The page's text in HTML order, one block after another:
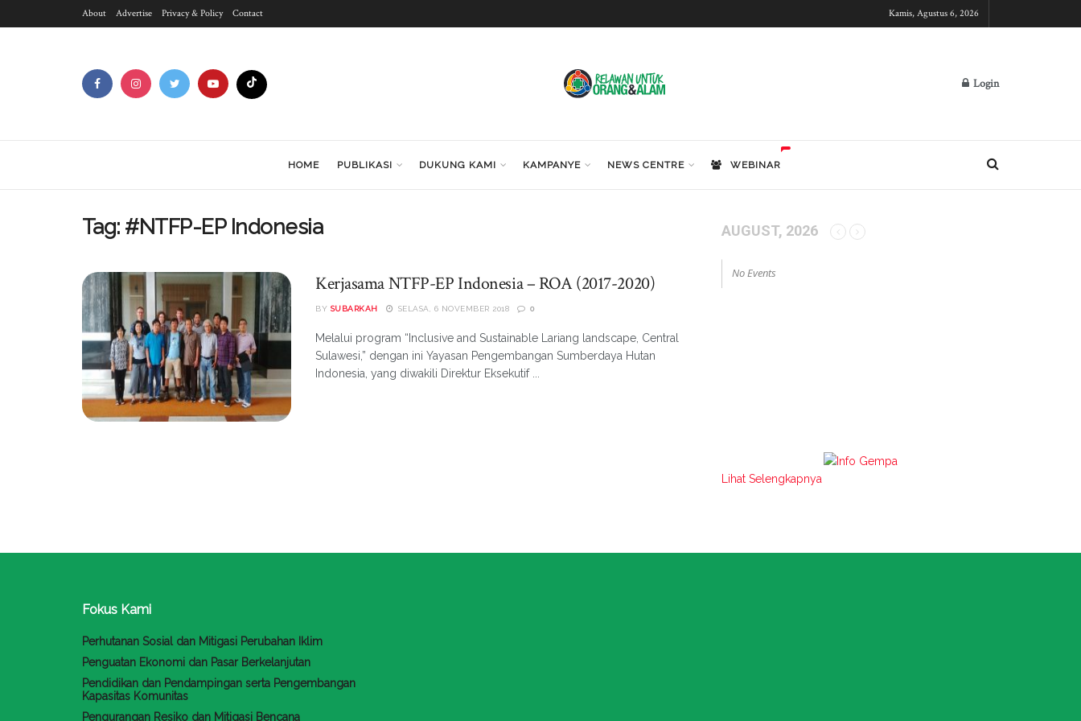
About Advertise Privacy & Policy Contact Kamis, Agustus 6, 2026
Login
HOME PUBLIKASI DUKUNG KAMI KAMPANYE NEWS CENTRE WEBINAR
Tag: #NTFP-EP Indonesia
Kerjasama NTFP-EP Indonesia – ROA (2017-2020)
BY SUBARKAH SELASA, 6 NOVEMBER 2018 0
Melalui program “Inclusive and Sustainable Lariang landscape, Central
Sulawesi,” dengan ini Yayasan Pengembangan Sumberdaya Hutan
Indonesia, yang diwakili Direktur Eksekutif ...
AUGUST, 2026
No Events
Lihat Selengkapnya
Fokus Kami
Perhutanan Sosial dan Mitigasi Perubahan Iklim
Penguatan Ekonomi dan Pasar Berkelanjutan
Pendidikan dan Pendampingan serta Pengembangan
Kapasitas Komunitas
Pengurangan Resiko dan Mitigasi Bencana